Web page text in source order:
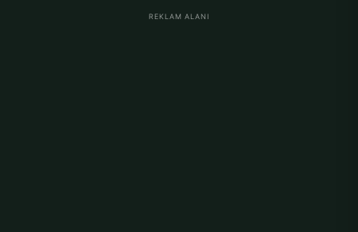
REKLAM ALANI